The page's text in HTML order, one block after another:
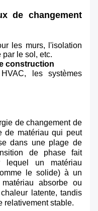
de changement
les murs, l'isolation
par le sol, etc.
construction
les systèmes
de changement de
de matériau qui peut
dans une plage de
de phase fait
lequel un matériau
le solide) à un
absorbe ou
latente, tandis
relativement stable.